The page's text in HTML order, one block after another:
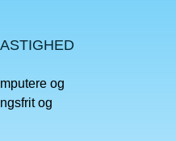
og
og